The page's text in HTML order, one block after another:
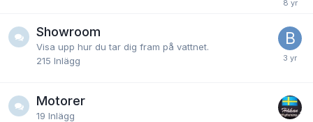
Showroom
Visa upp hur du tar dig fram på vattnet.
215 Inlägg
Motorer
19 Inlägg